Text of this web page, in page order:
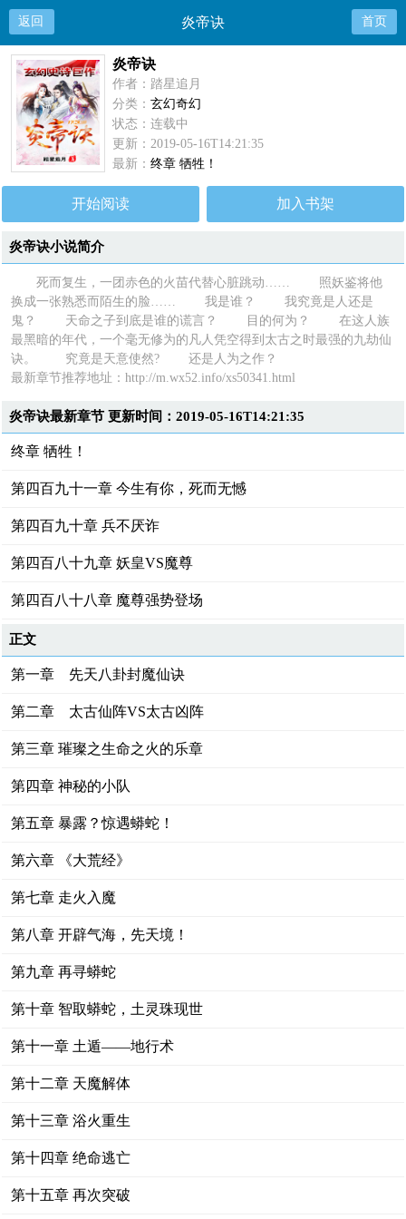
返回 炎帝诀 首页
炎帝诀
作者：踏星追月
分类：玄幻奇幻
状态：连载中
更新：2019-05-16T14:21:35
最新：终章 牺牲！
开始阅读 加入书架
炎帝诀小说简介
死而复生，一团赤色的火苗代替心脏跳动…… 照妖鉴将他
换成一张熟悉而陌生的脸…… 我是谁？ 我究竟是人还是
鬼？ 天命之子到底是谁的谎言？ 目的何为？ 在这人族
最黑暗的年代，一个毫无修为的凡人凭空得到太古之时最强的九劫仙
诀。 究竟是天意使然? 还是人为之作？
最新章节推荐地址：http://m.wx52.info/xs50341.html
炎帝诀最新章节 更新时间：2019-05-16T14:21:35
终章 牺牲！
第四百九十一章 今生有你，死而无憾
第四百九十章 兵不厌诈
第四百八十九章 妖皇VS魔尊
第四百八十八章 魔尊强势登场
正文
第一章 先天八卦封魔仙诀
第二章 太古仙阵VS太古凶阵
第三章 璀璨之生命之火的乐章
第四章 神秘的小队
第五章 暴露？惊遇蟒蛇！
第六章 《大荒经》
第七章 走火入魔
第八章 开辟气海，先天境！
第九章 再寻蟒蛇
第十章 智取蟒蛇，土灵珠现世
第十一章 土遁——地行术
第十二章 天魔解体
第十三章 浴火重生
第十四章 绝命逃亡
第十五章 再次突破